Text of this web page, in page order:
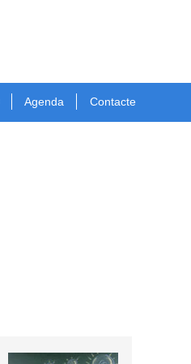
Agenda Contacte